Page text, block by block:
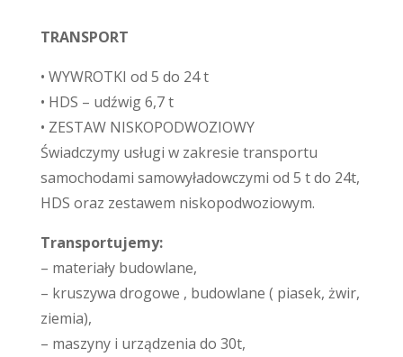
TRANSPORT
• WYWROTKI od 5 do 24 t
• HDS – udźwig 6,7 t
• ZESTAW NISKOPODWOZIOWY
Świadczymy usługi w zakresie transportu
samochodami samowyładowczymi od 5 t do 24t,
HDS oraz zestawem niskopodwoziowym.
Transportujemy:
– materiały budowlane,
– kruszywa drogowe , budowlane ( piasek, żwir,
ziemia),
– maszyny i urządzenia do 30t,